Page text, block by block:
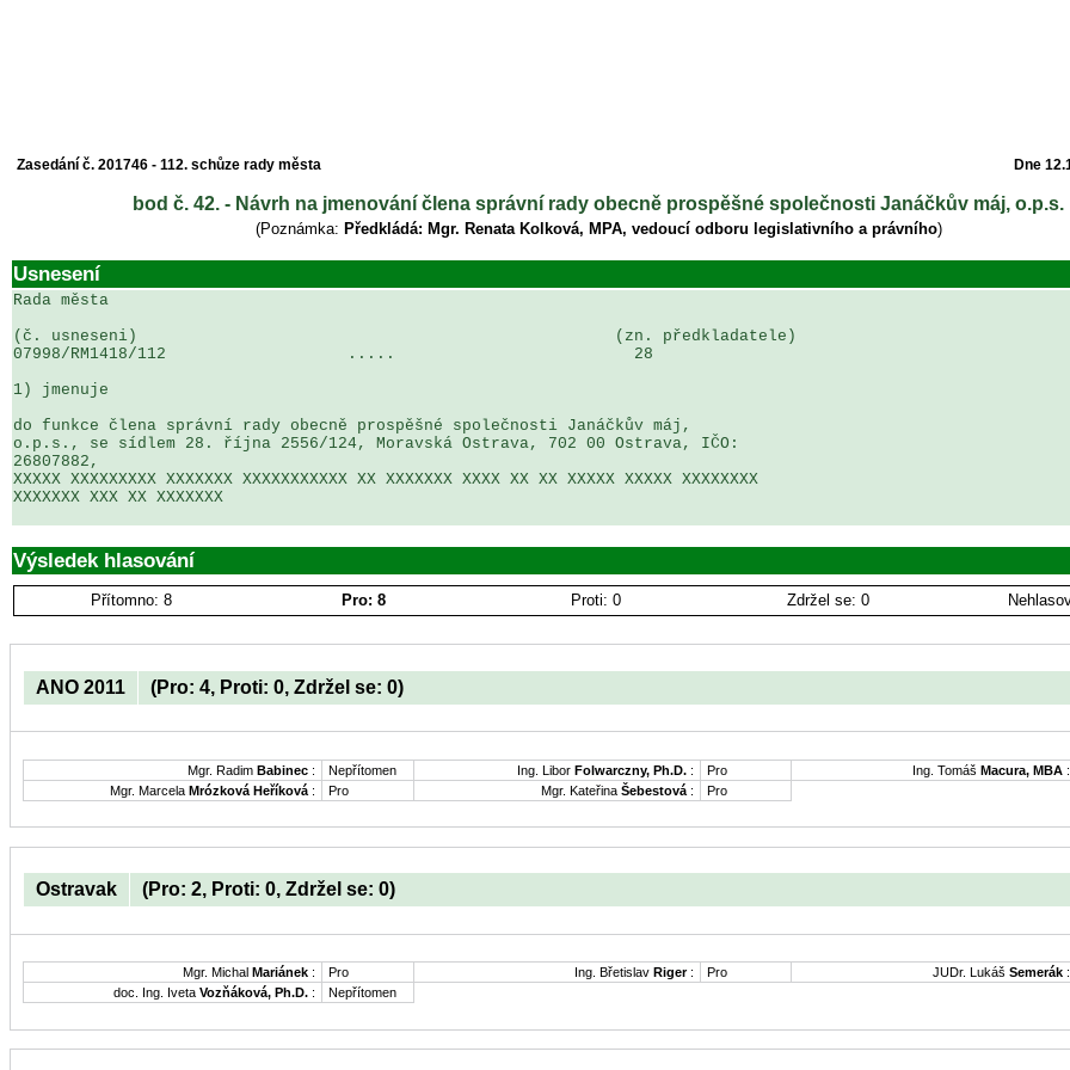
Zasedání č. 201746 - 112. schůze rady města Dne
bod č. 42. - Návrh na jmenování člena správní rady obecně prospěšné společnosti Janáčkův máj, o.p.s.
(Poznámka: Předkládá: Mgr. Renata Kolková, MPA, vedoucí odboru legislativního a právního)
Usnesení
Rada města
(č. usneseni)                                                  (zn. předkladatele)
07998/RM1418/112                   .....                         28
1) jmenuje
do funkce člena správní rady obecně prospěšné společnosti Janáčkův máj,
o.p.s., se sídlem 28. října 2556/124, Moravská Ostrava, 702 00 Ostrava, IČO:
26807882,
XXXXX XXXXXXXXX XXXXXXX XXXXXXXXXXX XX XXXXXXX XXXX XX XX XXXXX XXXXX XXXXXXXX
XXXXXXX XXX XX XXXXXXX
Výsledek hlasování
Přítomno: 8 Pro: 8 Proti: 0 Zdržel se: 0
ANO 2011 (Pro: 4, Proti: 0, Zdržel se: 0)
Mgr. Radim Babinec : Nepřítomen Ing. Libor Folwarczny, Ph.D. : Pro Ing. Tomáš Macura, MBA :
Mgr. Marcela Mrózková Heříková : Pro Mgr. Kateřina Šebestová : Pro
Ostravak (Pro: 2, Proti: 0, Zdržel se: 0)
Mgr. Michal Mariánek : Pro Ing. Břetislav Riger: Pro JUDr. Lukáš Semerák :
doc. Ing. Iveta Vozňáková, Ph.D. : Nepřítomen